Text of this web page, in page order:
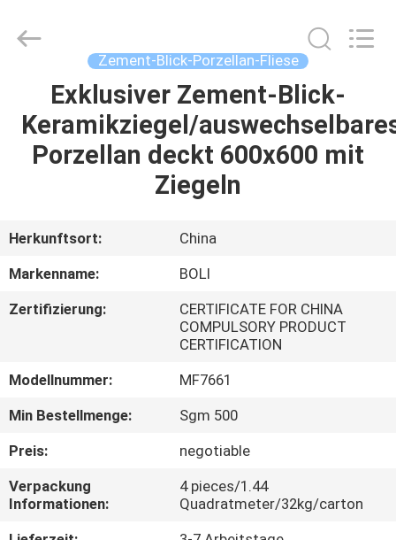
HAUSE
VIDEOS
UNS
WERKSBESICHTIGUNG
QUALITÄTSKONTROLLE
KONTAKT
CERAMICS
CO.,LTD..
Zement-Blick-Porzellan-Fliese
Exklusiver Zement-Blick-
Keramikziegel/
Porzellan deckt 600x600 mit
Ziegeln
Herkunftsort:
China
Markenname:
BOLI
Zertifizierung:
CERTIFICATE FOR CHINA
COMPULSORY PRODUCT
CERTIFICATION
Modellnummer:
MF7661
Min Bestellmenge:
Sgm 500
Preis:
negotiable
Verpackung
Informationen:
4 pieces/1.44
Quadratmeter/32kg/carton